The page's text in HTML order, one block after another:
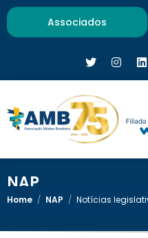
Associados
NAP
Home / NAP / Notícias